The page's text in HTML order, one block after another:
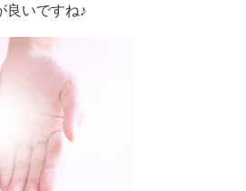
良いですね♪